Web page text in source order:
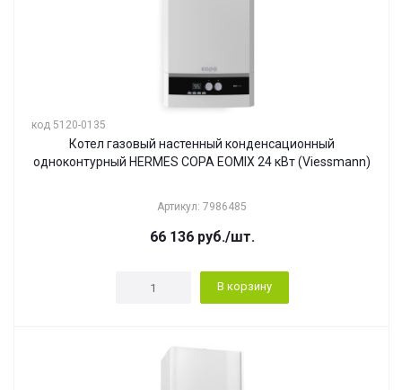
код 5120-0135
Котел газовый настенный конденсационный
одноконтурный HERMES COPA EOMIX 24 кВт (Viessmann)
Артикул: 7986485
66 136руб./шт.
В корзину